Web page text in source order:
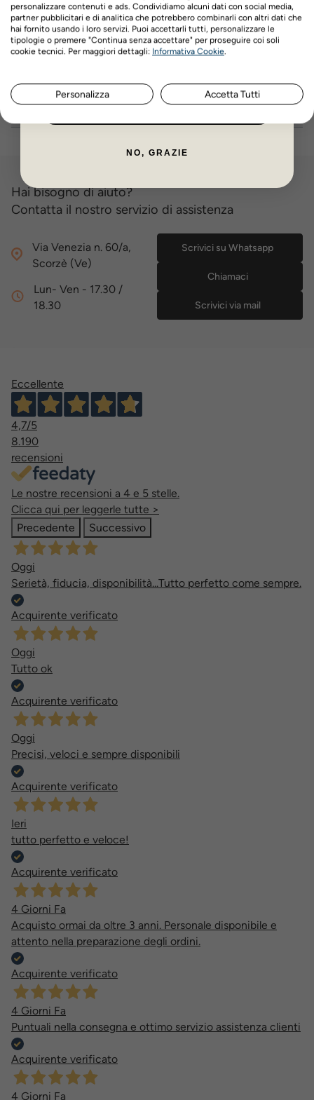
0,1%, Oli e grassi grezzi 4%, Ceneri grezze 1%, Umidità 77%
Valore energetico: 850 kcal/kg
Dettagli del prodotto
Hai bisogno di aiuto?
Contatta il nostro servizio di assistenza
Via Venezia n. 60/a,
Scorzè (Ve)
Lun- Ven - 17.30 /
18.30
Scrivici su Whatsapp
Chiamaci
Scrivici via mail
Eccellente
4,7/5
8.190
recensioni
Le nostre recensioni a 4 e 5 stelle.
Clicca qui per leggerle tutte >
Precedente
Successivo
Oggi
Serietà, fiducia, disponibilità...Tutto perfetto come sempre.
Acquirente verificato
Oggi
Tutto ok
Acquirente verificato
Oggi
Precisi, veloci e sempre disponibili
Acquirente verificato
Ieri
tutto perfetto e veloce!
Acquirente verificato
4 Giorni Fa
Acquisto ormai da oltre 3 anni. Personale disponibile e
attento nella preparazione degli ordini.
Acquirente verificato
4 Giorni Fa
Puntuali nella consegna e ottimo servizio assistenza clienti
Acquirente verificato
4 Giorni Fa
Nome Cognome
NO, GRAZIE
personalizzare contenuti e ads. Condividiamo alcuni dati con social media,
partner pubblicitari e di analitica che potrebbero combinarli con altri dati che
hai fornito usando i loro servizi. Puoi accettarli tutti, personalizzare le
tipologie o premere "Continua senza accettare" per proseguire coi soli
cookie tecnici. Per maggiori dettagli: Informativa Cookie
Personalizza Accetta Tutti